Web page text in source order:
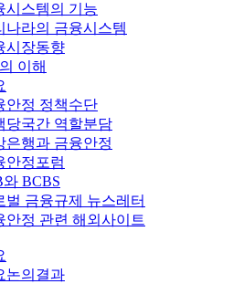
시스템의 기능
나라의 금융시스템
시장동향
이해
안정 정책수단
당국간 역할분담
은행과 금융안정
안정포럼
와 BCBS
벌 금융규제 뉴스레터
안정 관련 해외사이트
논의결과